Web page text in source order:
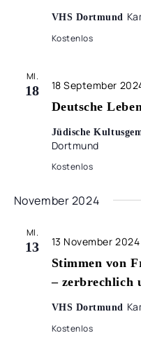
VHS Dortmund
Kostenlos
MI.
18
Deutsche
18 September
Jüdische
Dortmund
Kostenlos
November 2024
MI.
13
Stimmen von
– zerbrechlich
13 November
VHS Dortmund
Kostenlos